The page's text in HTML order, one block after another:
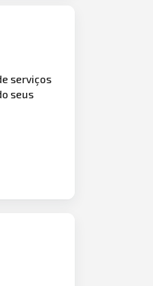
serviços
seus